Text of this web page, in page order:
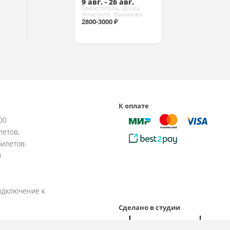
9 авг. - 26 авг.
Севастополь, Доска
почета пл. Нахимова
2800-3000 ₽
к
К оплате
Сделано в студии